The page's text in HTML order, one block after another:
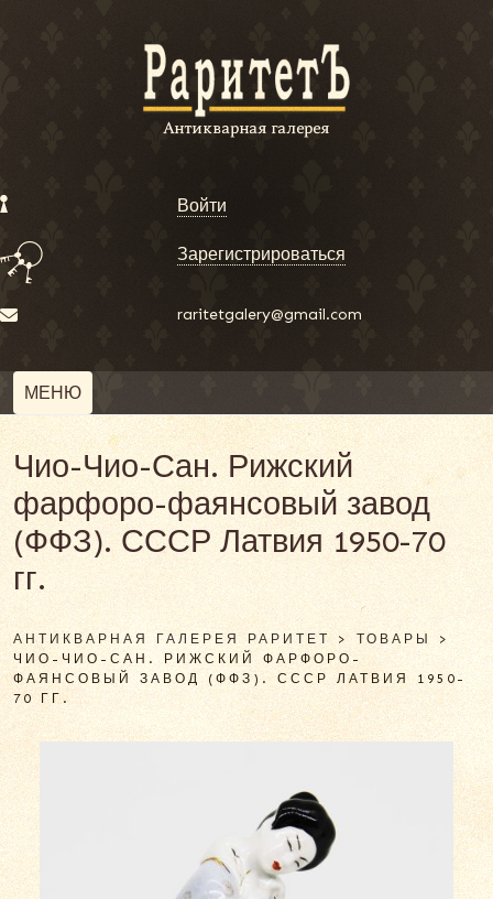
Войти
Зарегистрироваться
raritetgalery@gmail.com
МЕНЮ
Чио-Чио-Сан. Рижский
фарфоро-фаянсовый завод
(ФФЗ). СССР Латвия 1950-70
гг.
АНТИКВАРНАЯ ГАЛЕРЕЯ РАРИТЕТ >ТОВАРЫ>
ЧИО-ЧИО-САН. РИЖСКИЙ ФАРФОРО-
ФАЯНСОВЫЙ ЗАВОД (ФФЗ). СССР ЛАТВИЯ 1950-
70 ГГ.